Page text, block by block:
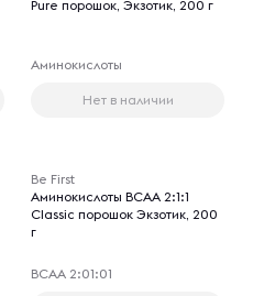
Pure порошок, Экзотик, 200 г
Аминокислоты
Нет в наличии
Be First
Аминокислоты BCAA 2:1:1
Classic порошок Экзотик, 200
г
ВСАА 2:01:01